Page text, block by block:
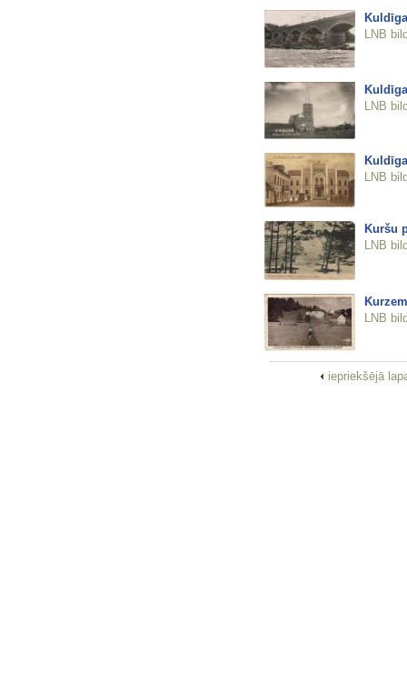
LNB
LNB
LNB
Kuršu
LNB
LNB
iepriekšējā